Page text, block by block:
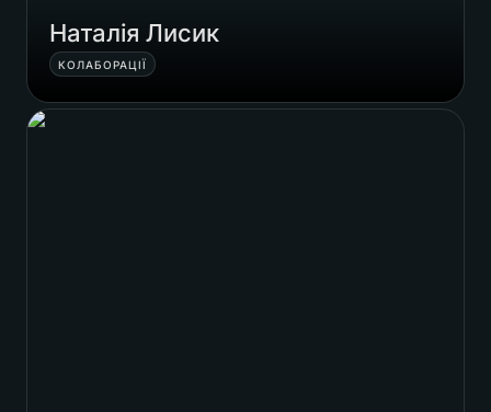
Наталія Лисик
КОЛАБОРАЦІЇ
Шукаємо тебе?